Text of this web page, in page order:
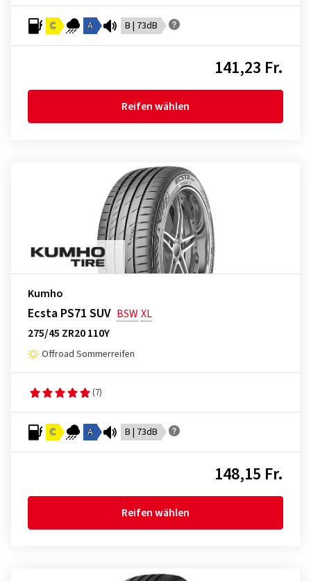
C A B | 73dB
141,23 Fr.
Reifen wählen
Kumho
Ecsta PS71 SUV BSWXL
275/45 ZR20 110Y
Offroad Sommerreifen
(7)
C A B | 73dB
148,15 Fr.
Reifen wählen